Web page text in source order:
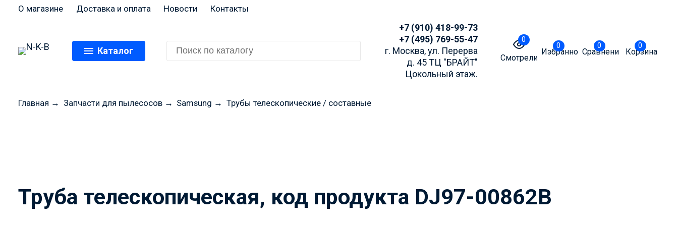
О магазине Доставка и оплата Новости Контакты
Каталог
+7 (910) 418-99-73
+7 (495) 769-55-47
г. Москва, ул. Перерва
д. 45 ТЦ "БРАЙТ"
Цокольный этаж.
0
Смотрели
0
Избранное
0
Сравнение
0
Корзина
Главная → Запчасти для пылесосов→ Samsung → Трубы телескопические / составные
Труба телескопическая, код продукта DJ97-00862B